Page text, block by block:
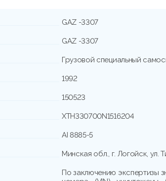
GAZ -3307
GAZ -3307
Грузовой специальный
1992
150523
XTH330700N1516204
АI 8885-5
Минская обл., г. Логойск, ул.
По заключению экспертизы